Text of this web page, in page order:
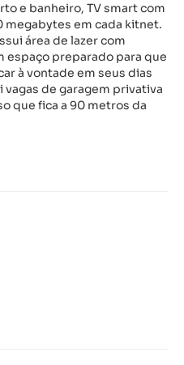
e banheiro, TV smart com
em cada kitnet.
área de lazer com
espaço preparado para que
à vontade em seus dias
vagas de garagem privativa
que fica a 90 metros da